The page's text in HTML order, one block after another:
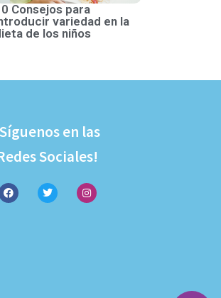
Consejos para
variedad en la
de los niños
en las
Sociales!